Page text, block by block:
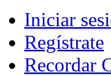
Iniciar
Regístrate
Recordar